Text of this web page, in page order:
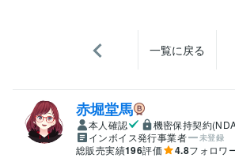
一覧に戻る
赤堀堂馬
本人確認
機密保持契約
インボイス発行事業者
未登録
総販売実績196評価 4.8フォロワ